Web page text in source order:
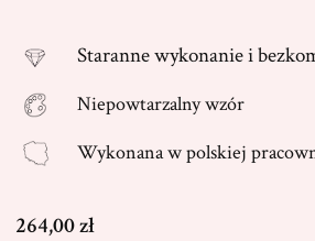
Starannewykonanie i
Niepowtarzalny wzór
Wykonana wpolskiej
Cena
264,00 zł